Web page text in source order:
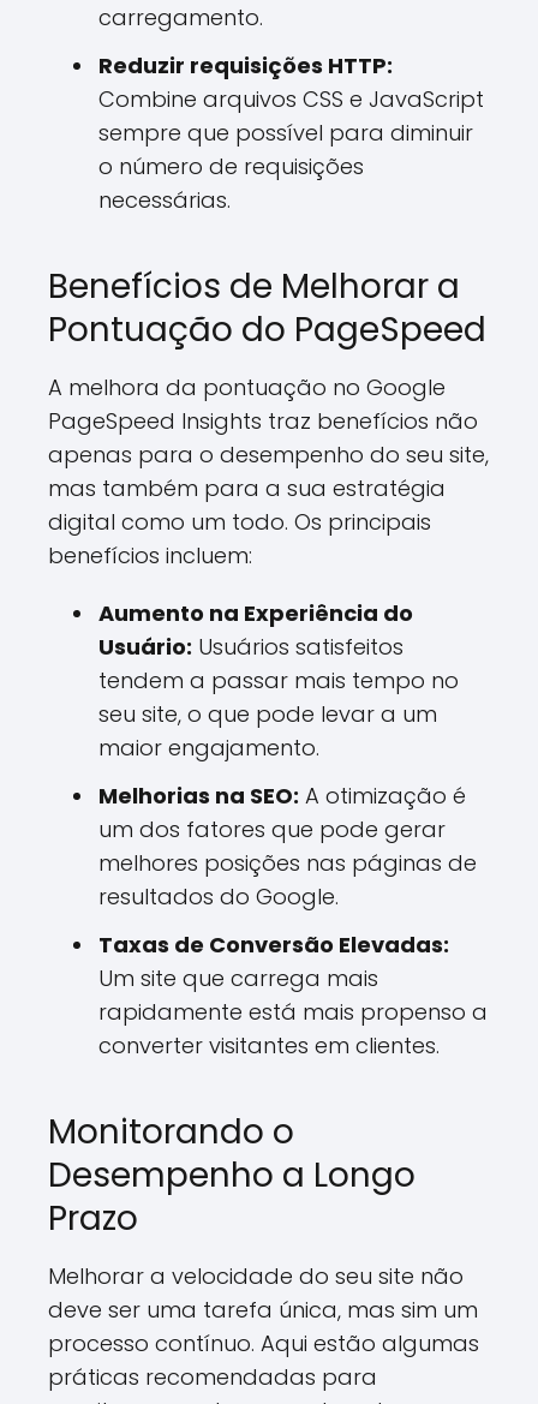
carregamento.
Reduzir requisições HTTP:
Combine arquivos CSS e JavaScript
sempre que possível para diminuir
o número de requisições
necessárias.
Benefícios de Melhorar a
Pontuação do PageSpeed
A melhora da pontuação no Google
PageSpeed Insights traz benefícios não
apenas para o desempenho do seu site,
mas também para a sua estratégia
digital como um todo. Os principais
benefícios incluem:
Aumento na Experiência do
Usuário: Usuários satisfeitos
tendem a passar mais tempo no
seu site, o que pode levar a um
maior engajamento.
Melhorias na SEO: A otimização é
um dos fatores que pode gerar
melhores posições nas páginas de
resultados do Google.
Taxas de Conversão Elevadas:
Um site que carrega mais
rapidamente está mais propenso a
converter visitantes em clientes.
Monitorando o
Desempenho a Longo
Prazo
Melhorar a velocidade do seu site não
deve ser uma tarefa única, mas sim um
processo contínuo. Aqui estão algumas
práticas recomendadas para